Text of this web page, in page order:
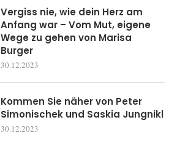
Vergiss nie, wie dein Herz am
Anfang war – Vom Mut, eigene
Wege zu gehen von Marisa
Burger
30.12.2023
Kommen Sie näher von Peter
Simonischek und Saskia Jungnikl
30.12.2023